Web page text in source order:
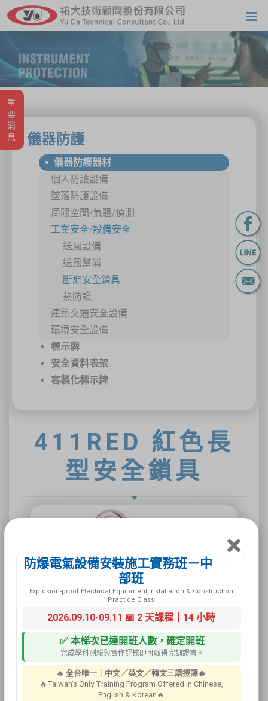
重要消息 儀器防護
儀器防護器材
個人防護設備
墜落防護設備
局限空間/氣體/偵測
工業安全/設備安全
送風設備
送風幫浦
斷能安全鎖具
熱防護
建築交通安全設備
環境安全設備
標示牌
安全資料表架
客製化標示牌
411RED 紅色長
型安全鎖具
斷能安全鎖具
防爆電氣設備安裝施工實務班－中
部班
Explosion-proof Electrical Equipment Installation & Construction
Practice Class
2026.09.10-09.11 📅 2 天課程｜14 小時
✅ 本梯次已達開班人數，確定開班
完成學科測驗與實作評核即可取得完訓證書。
🔥全台唯一｜中文／英文／韓文三語授課🔥
🔥Taiwan's Only Training Program Offered in Chinese,
English & Korean🔥